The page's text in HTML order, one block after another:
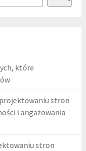
które
stron
i angażowania
stron